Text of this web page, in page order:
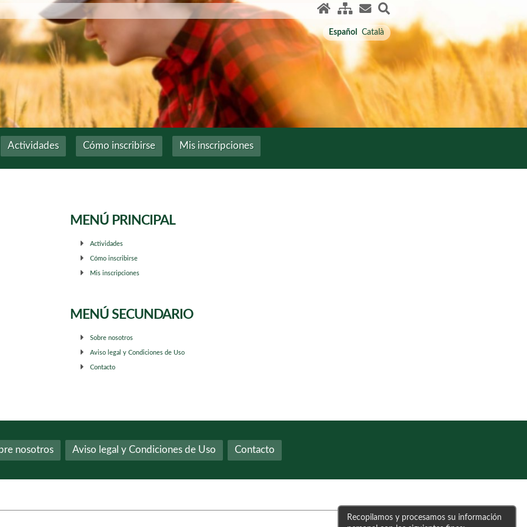
Español Català
Actividades Cómo inscribirse Mis inscripciones
MENÚ PRINCIPAL
Actividades
Cómo inscribirse
Mis inscripciones
MENÚ SECUNDARIO
Sobre nosotros
Aviso legal y Condiciones de Uso
Contacto
nosotros Aviso legal y Condiciones de Uso Contacto
Recopilamos y procesamos su información